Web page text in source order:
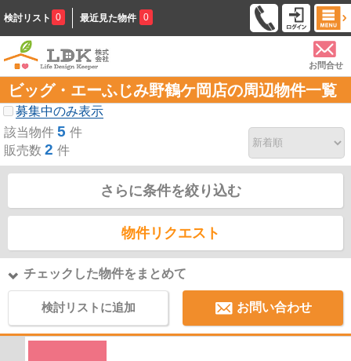
検討リスト 0 最近見た物件 0
お問合せ
ビッグ・エーふじみ野鶴ケ岡店の周辺物件一覧
募集中のみ表示
該当物件 5 件
販売数 2 件
さらに条件を絞り込む
物件リクエスト
チェックした物件をまとめて
検討リストに追加 お問い合わせ